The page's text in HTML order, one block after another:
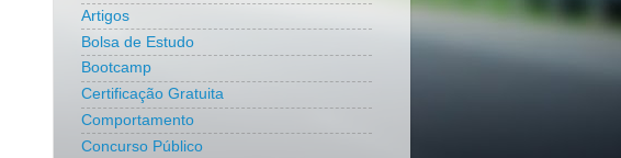
Artigos
Bolsa de Estudo
Bootcamp
Certificação Gratuita
Comportamento
Concurso Público